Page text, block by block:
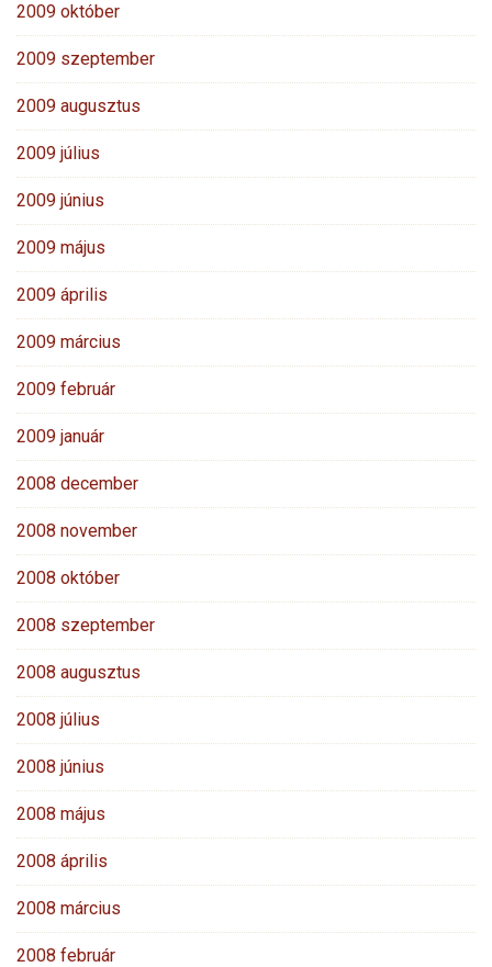
2009 október
2009 szeptember
2009 augusztus
2009 július
2009 június
2009 május
2009 április
2009 március
2009 február
2009 január
2008 december
2008 november
2008 október
2008 szeptember
2008 augusztus
2008 július
2008 június
2008 május
2008 április
2008 március
2008 február